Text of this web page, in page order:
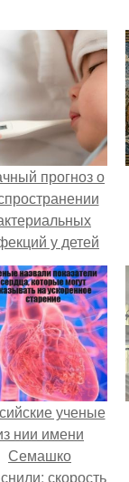
прогноз о
у детей
вышел.
ученые
нии имени
Семашко
скорость